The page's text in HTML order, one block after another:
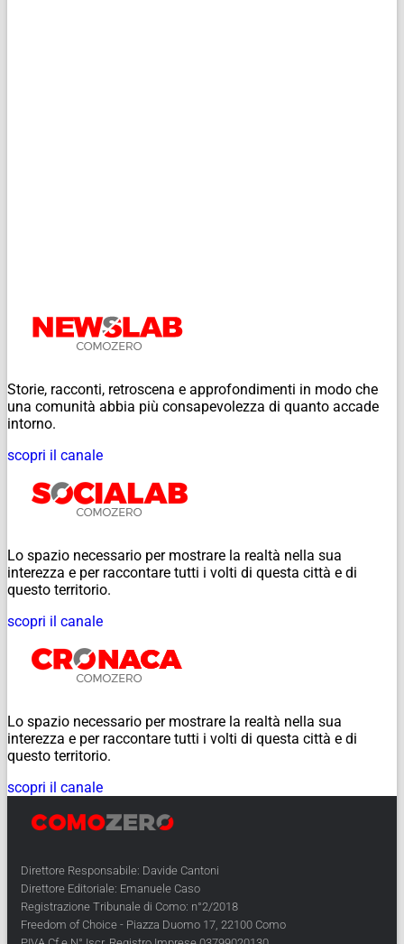
Storie, racconti, retroscena e approfondimenti in modo che
una comunità abbia più consapevolezza di quanto accade
intorno.
scopri il canale
Lo spazio necessario per mostrare la realtà nella sua
interezza e per raccontare tutti i volti di questa città e di
questo territorio.
scopri il canale
Lo spazio necessario per mostrare la realtà nella sua
interezza e per raccontare tutti i volti di questa città e di
questo territorio.
scopri il canale
Direttore Responsabile: Davide Cantoni
Direttore Editoriale: Emanuele Caso
Registrazione Tribunale di Como: n°2/2018
Freedom of Choice - Piazza Duomo 17, 22100 Como